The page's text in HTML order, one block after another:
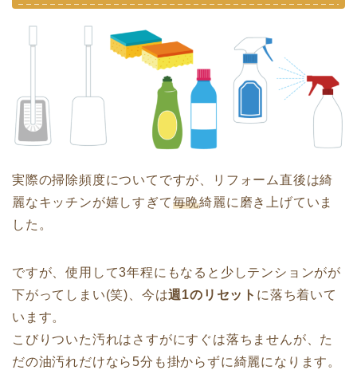
実際の掃除頻度についてですが、リフォーム直後は綺
麗なキッチンが嬉しすぎて毎晩綺麗に磨き上げていま
した。
ですが、使用して3年程にもなると少しテンションがが
下がってしまい(笑)、今は週1のリセット に落ち着いて
います。
こびりついた汚れはさすがにすぐは落ちませんが、た
だの油汚れだけなら5分も掛からずに綺麗になります。